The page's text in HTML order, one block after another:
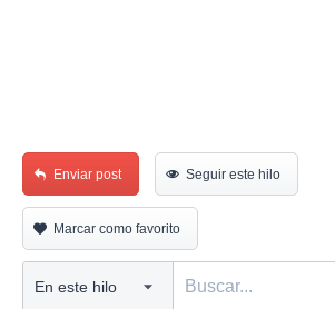
Enviar post Seguir este hilo
Marcar como favorito